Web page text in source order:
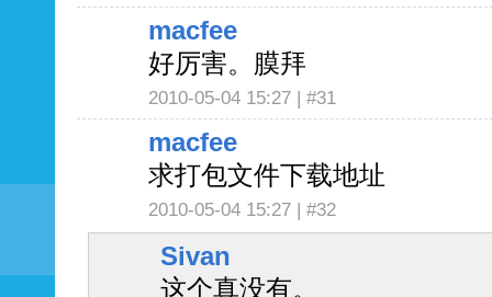
macfee
好厉害。膜拜
2010-05-04 15:27 | #31
macfee
求打包文件下载地址
2010-05-04 15:27 | #32
Sivan
这个真没有。